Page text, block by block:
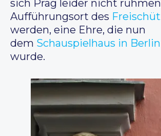
sich Prag leider nicht rühmen,
Aufführungsort des
werden, eine Ehre, die nun
dem Schauspielhaus in Berlin
wurde.